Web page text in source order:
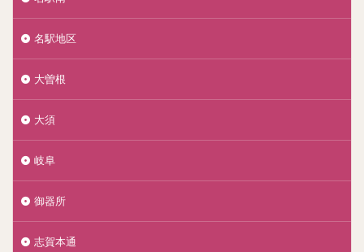
名駅地区
大曽根
大須
岐阜
御器所
志賀本通